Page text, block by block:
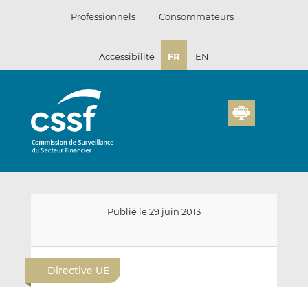
Professionnels Consommateurs
Accessibilité FR EN
Publié le 29 juin 2013
Directive UE